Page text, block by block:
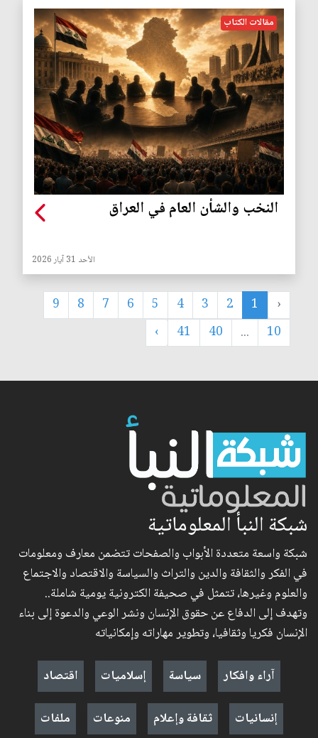
مقالات الكتاب
النخب والشأن العام في العراق
الأحد 31 آيار 2026
‹
1
2
3
4
5
6
7
8
9
10
...
40
41
›
شبكة النبأ المعلوماتية
شبكة واسعة متعددة الأبواب والصفحات تتضمن معارف ومعلومات
في الفكر والثقافة والدين والتراث والسياسة والاقتصاد والاجتماع
والعلوم وغيرها، تتمثل في صحيفة الكترونية يومية شاملة..
وتهدف إلى الدفاع عن حقوق الإنسان ونشر الوعي والدعوة إلى بناء
الإنسان فكريا وثقافيا، وتطوير مهاراته وإمكانياته
آراء وافكار
سياسة إسلاميات
اقتصاد
إنسانيات
ثقافة وإعلام منوعات ملفات